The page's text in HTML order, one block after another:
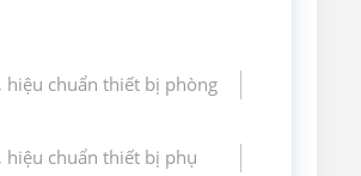
hiệu chuẩn thiết bị phòng
hiệu chuẩn thiết bị phụ